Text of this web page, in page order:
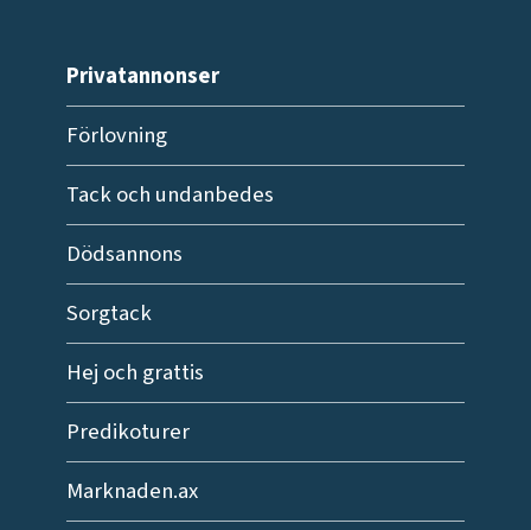
Privatannonser
Förlovning
Tack och undanbedes
Dödsannons
Sorgtack
Hej och grattis
Predikoturer
Marknaden.ax